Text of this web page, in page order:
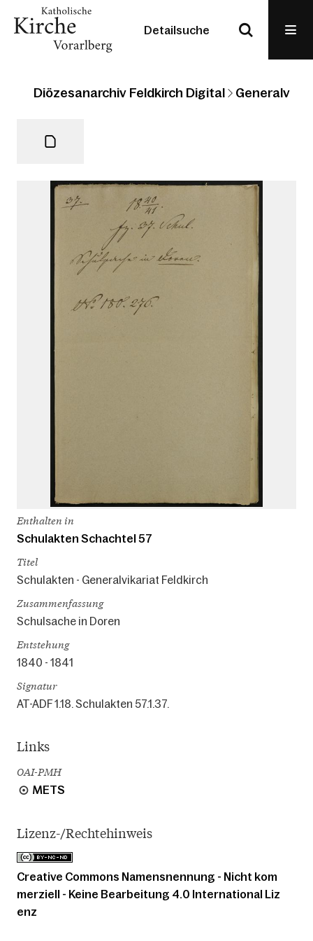
Detailsuche
Diözesanarchiv Feldkirch Digital
Enthalten in
Schulakten Schachtel 57
Titel
Schulakten - Generalvikariat Feldkirch
Zusammenfassung
Schulsache in Doren
Entstehung
1840 - 1841
Signatur
AT-ADF 1.18. Schulakten 57.1.37.
Links
OAI-PMH
METS
Lizenz-/Rechtehinweis
Creative Commons Namensnennung - Nicht kom
merziell - Keine Bearbeitung 4.0 International Liz
enz